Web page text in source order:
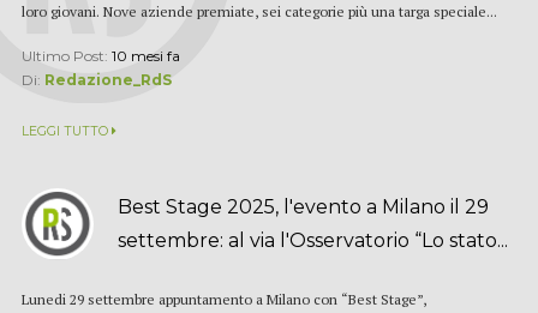
loro giovani. Nove aziende premiate, sei categorie più una targa speciale...
Ultimo Post: 10 mesi fa
Di: Redazione_RdS
LEGGI TUTTO
Best Stage 2025, l'evento a Milano il 29
settembre: al via l'Osservatorio “Lo stato...
Lunedi 29 settembre appuntamento a Milano con “Best Stage”,